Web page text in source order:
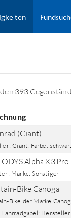
nach Orten
393
(Giant)
Giant; Farbe:
ODYS Alpha X3 Pro
Marke: Sonstiger
Bike Canoga
Bike der Marke
Hersteller: